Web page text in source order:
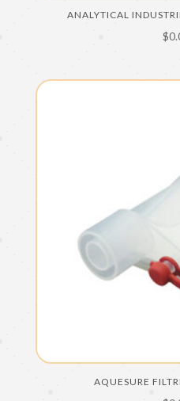
ANALYTICAL
$
AQUESURE